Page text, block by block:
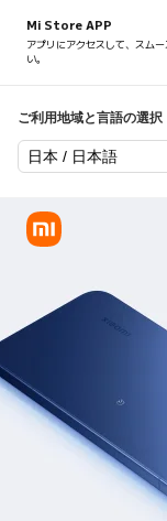
Mi Store APP
アプリにアクセスして、スム
い。
ご利用地域と言語の選択
日本 / 日本語
Xiaomi